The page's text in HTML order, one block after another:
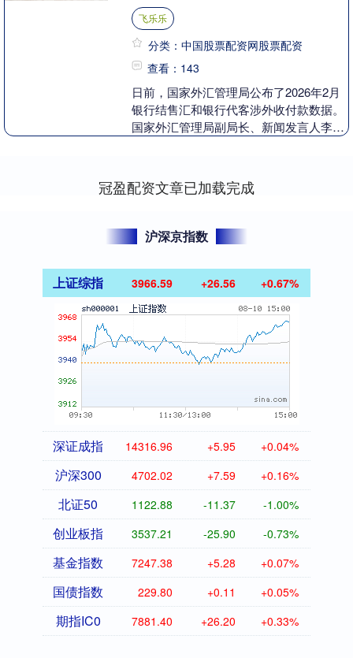
飞乐乐
分类：中国股票配资网股票配资
查看：143
日前，国家外汇管理局公布了2026年2月
银行结售汇和银行代客涉外收付款数据。
国家外汇管理局副局长、新闻发言人李斌
冠盈配资文章已加载完成
沪深京指数
上证综指 3966.59 +26.56 +0.67%
深证成指 14316.96 +5.95 +0.04%
沪深300 4702.02 +7.59 +0.16%
北证50 1122.88 -11.37 -1.00%
创业板指 3537.21 -25.90 -0.73%
基金指数 7247.38 +5.28 +0.07%
国债指数 229.80 +0.11 +0.05%
期指IC0 7881.40 +26.20 +0.33%